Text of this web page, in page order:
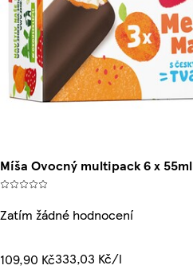
Míša Ovocný multipack 6 x 55ml
Zatím žádné hodnocení
109,90 Kč333,03 Kč/l